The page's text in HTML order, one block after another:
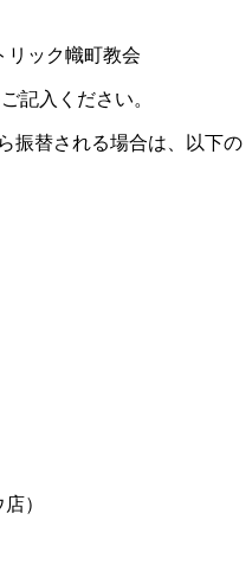
リック幟町教会
記入ください。
振替される場合は、以下の
）